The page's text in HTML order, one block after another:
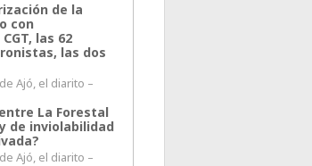
de la
con
las 62
las dos
Ajó, el diarito –
La Forestal
de inviolabilidad
Ajó, el diarito –